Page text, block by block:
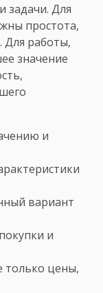
задачи. Для
простота,
Для работы,
значение
и
вариант
и
только цены,